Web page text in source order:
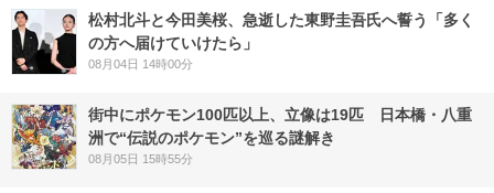
松村北斗と今田美桜、急逝した東野圭吾氏へ誓う「多く
の方へ届けていけたら」
08月04日 14時00分
街中にポケモン100匹以上、立像は19匹 日本橋・八重
洲で“伝説のポケモン”を巡る謎解き
08月05日 15時55分